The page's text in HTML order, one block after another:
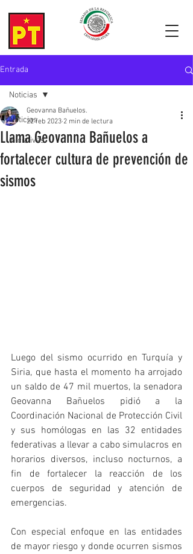
Entrada
Noticias
Iniciativas
Noticias
Llama Geovanna Bañuelos a
fortalecer cultura de prevención de
sismos
Geovanna Bañuelos.
22 feb 2023 2 min de lectura
Luego del sismo ocurrido en Turquía y
Siria, que hasta el momento ha arrojado
un saldo de 47 mil muertos, la senadora
Geovanna Bañuelos pidió a la
Coordinación Nacional de Protección Civil
y sus homólogas en las 32 entidades
federativas a llevar a cabo simulacros en
horarios diversos, incluso nocturnos, a
fin de fortalecer la reacción de los
cuerpos de seguridad y atención de
emergencias.
Con especial enfoque en las entidades
de mayor riesgo y donde ocurren sismos